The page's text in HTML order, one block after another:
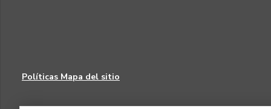
Políticas Mapa del sitio